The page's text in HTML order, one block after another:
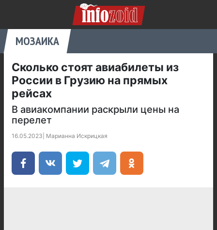
МОЗАИКА
Сколько стоят авиабилеты из
России в Грузию на прямых
рейсах
В авиакомпании раскрыли цены на
перелет
16.05.2023 Марианна Искрицкая